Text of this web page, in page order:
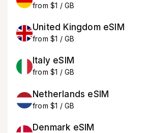
from $1 / GB
United Kingdom eSIM
from $1 / GB
Italy eSIM
from $1 / GB
Netherlands eSIM
from $1 / GB
Denmark eSIM